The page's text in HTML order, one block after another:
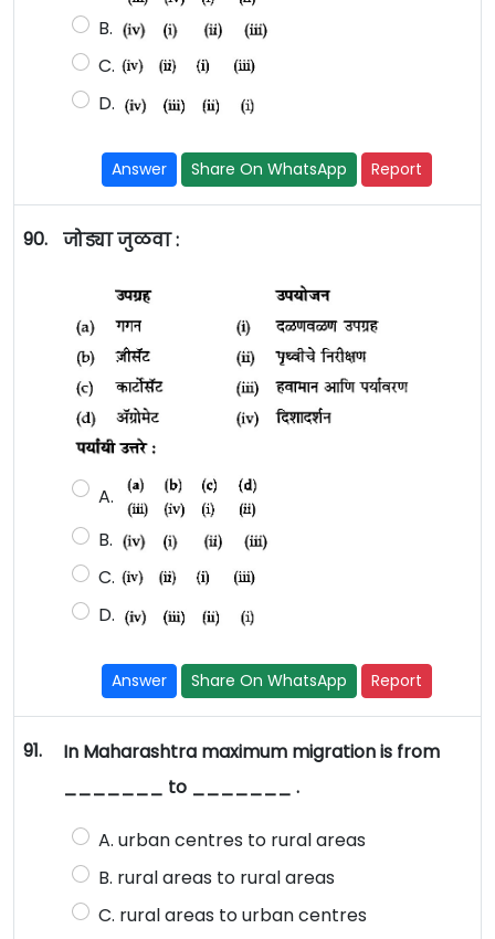
B.
C.
D.
Answer Share On WhatsApp Report
90. जोड्या जुळवा :
A.
B.
C.
D.
Answer Share On WhatsApp Report
91.
In Maharashtra maximum migration is from
_______ to _______ .
A. urban centres to rural areas
B. rural areas to rural areas
C. rural areas to urban centres